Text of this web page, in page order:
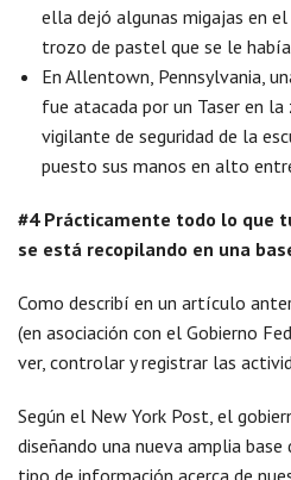
ella dejó algunas migajas en
trozo de pastel que se le
En Allentown, Pennsylvania,
fue atacada por un Taser en
vigilante de seguridad de la
puesto sus manos en alto
#4 Prácticamente todo lo que
se está recopilando en una
Como describí en un artículo
(en asociación con el Gobierno
ver, controlar y registrar las
Según el New York Post, el
diseñando una nueva amplia
tipo de información acerca de